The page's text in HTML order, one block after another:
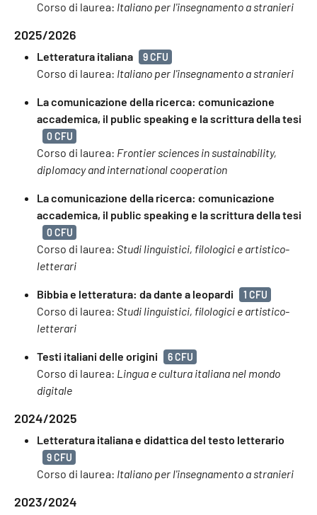
Corso di laurea: Italiano per l'insegnamento a stranieri
2025/2026
Letteratura italiana 9 CFU
Corso di laurea: Italiano per l'insegnamento a stranieri
La comunicazione della ricerca: comunicazione
accademica, il public speaking e la scrittura della tesi
0 CFU
Corso di laurea: Frontier sciences in sustainability,
diplomacy and international cooperation
La comunicazione della ricerca: comunicazione
accademica, il public speaking e la scrittura della tesi
0 CFU
Corso di laurea: Studi linguistici, filologici e artistico-
letterari
Bibbia e letteratura: da dante a leopardi 1 CFU
Corso di laurea: Studi linguistici, filologici e artistico-
letterari
Testi italiani delle origini 6 CFU
Corso di laurea: Lingua e cultura italiana nel mondo
digitale
2024/2025
Letteratura italiana e didattica del testo letterario
9 CFU
Corso di laurea: Italiano per l'insegnamento a stranieri
2023/2024